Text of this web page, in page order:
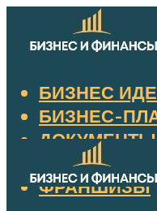
БИЗНЕС
БИЗНЕС-
ДОКУМЕНТЫ
НАЛОГИ
ФРАНШИЗЫ